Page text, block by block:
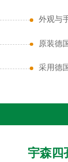
外观与
原装德
采用德
宇森四